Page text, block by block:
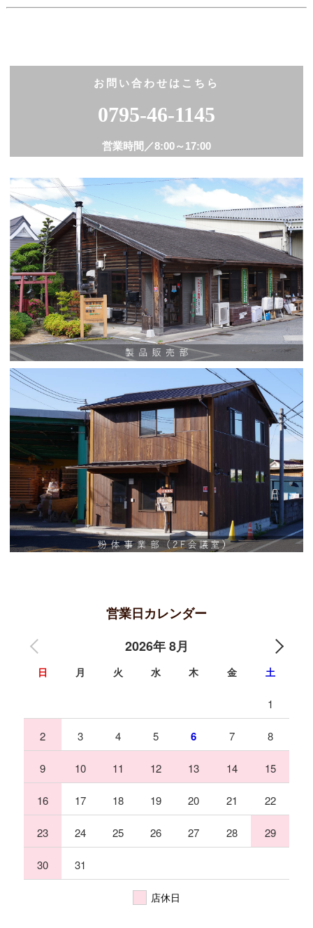
住所
〒673-1324 兵庫県加東市新定315番地
粉体事業部 0795-46-1168
Mail
お問い合わせはこちら
0795-46-1145
営業時間／8:00～17:00
営業日カレンダー
2026年 8月
日 月 火 水 木 金 土
1
2 3 4 5 6 7 8
9 10 11 12 13 14 15
16 17 18 19 20 21 22
23 24 25 26 27 28 29
30 31
店休日